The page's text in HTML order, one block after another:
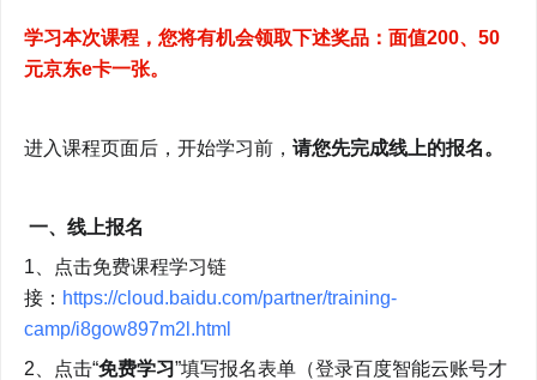
学习本次课程，您将有机会领取下述奖品：面值200、50
元京东e卡一张。
进入课程页面后，开始学习前，请您先完成线上的报名。
一、线上报名
1、点击免费课程学习链
接： https://cloud.baidu.com/partner/training-
camp/i8gow897m2l.html
2、点击“免费学习”填写报名表单（登录百度智能云账号才